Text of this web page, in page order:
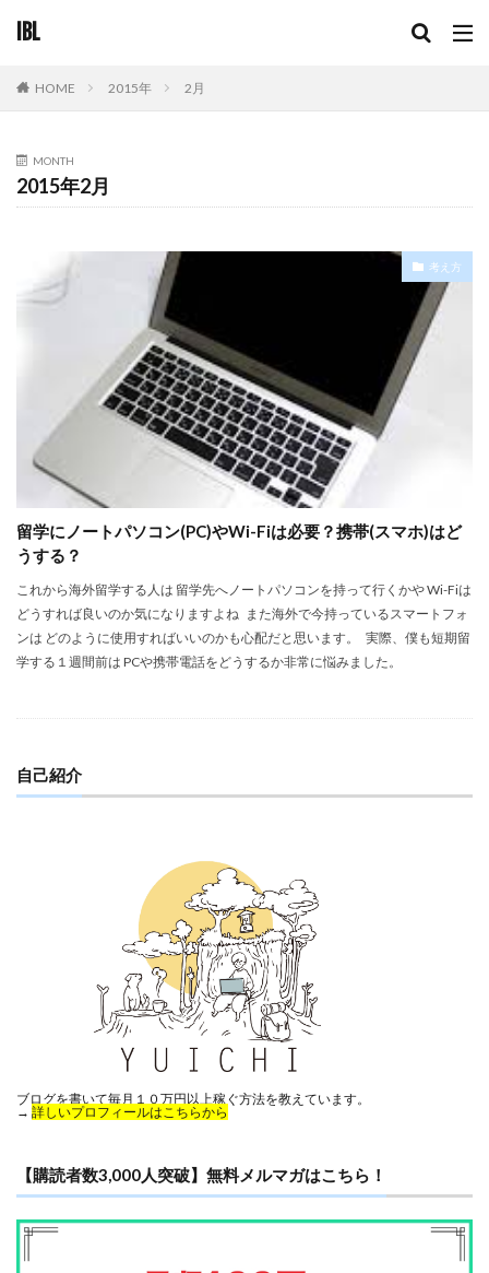
IBL
HOME 2015年 2月
MONTH
2015年2月
考え方
留学にノートパソコン(PC)やWi-Fiは必要？携帯(スマホ)はど
うする？
これから海外留学する人は 留学先へノートパソコンを持って行くかや Wi-Fiは
どうすれば良いのか気になりますよね また海外で今持っているスマートフォ
ンは どのように使用すればいいのかも心配だと思います。 実際、僕も短期留
学する１週間前は PCや携帯電話をどうするか非常に悩みました。
自己紹介
ブログを書いて毎月１０万円以上稼ぐ方法を教えています。
→ 詳しいプロフィールはこちらから
【購読者数3,000人突破】無料メルマガはこちら！